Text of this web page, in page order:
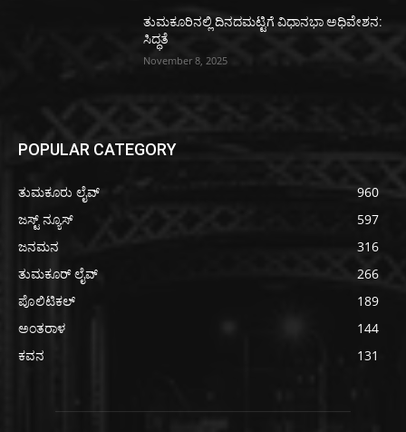
ತುಮಕೂರಿನಲ್ಲಿ ದಿನದಮಟ್ಟಿಗೆ ವಿಧಾನಭಾ ಅಧಿವೇಶನ:
ಸಿದ್ಧತೆ
November 8, 2025
POPULAR CATEGORY
ತುಮಕೂರು ಲೈವ್
960
ಜಸ್ಟ್ ನ್ಯೂಸ್
597
ಜನಮನ
316
ತುಮಕೂರ್ ಲೈವ್
266
ಪೊಲಿಟಿಕಲ್
189
ಅಂತರಾಳ
144
ಕವನ
131